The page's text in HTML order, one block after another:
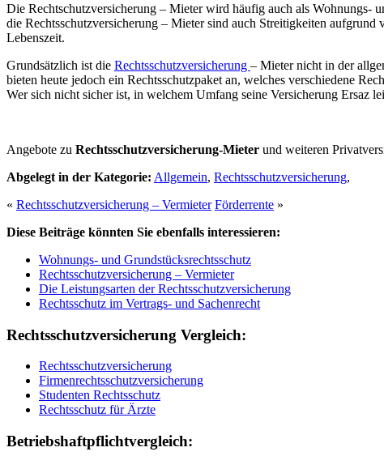
Die Rechtschutzversicherung – Mieter wird häufig auch als Wohnungs-
die Rechtsschutzversicherung – Mieter sind auch Streitigkeiten
Lebenszeit.
Grundsätzlich ist die Rechtsschutzversicherung – Mieter nicht in der
bieten heute jedoch ein Rechtsschutzpaket an, welches verschiedene
Wer sich nicht sicher ist, in welchem Umfang seine Versicherung Ersaz
Angebote zu Rechtsschutzversicherung-Mieter und weiteren
Abgelegt in der Kategorie: Allgemein, Rechtsschutzversicherung,
« Rechtsschutzversicherung – Vermieter Förderrente »
Diese Beiträge könnten Sie ebenfalls interessieren:
Wohnungs- und Grundstücksrechtsschutz
Rechtsschutzversicherung – Vermieter
Die Leistungsarten der Rechtsschutzversicherung
Rechtsschutz im Vertrags- und Sachenrecht
Rechtsschutzversicherung Vergleich:
Rechtsschutzversicherung
Firmenrechtsschutzversicherung
Studenten Rechtsschutz
Rechtsschutz für Ärzte
Betriebshaftpflichtvergleich: